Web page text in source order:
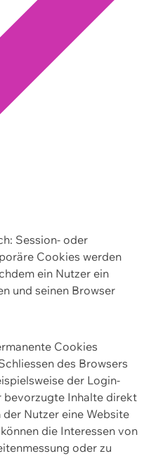
Session- oder
Cookies werden
ein Nutzer ein
und seinen Browser
Cookies
des Browsers
der Login-
Inhalte direkt
Nutzer eine Website
die Interessen von
oder zu